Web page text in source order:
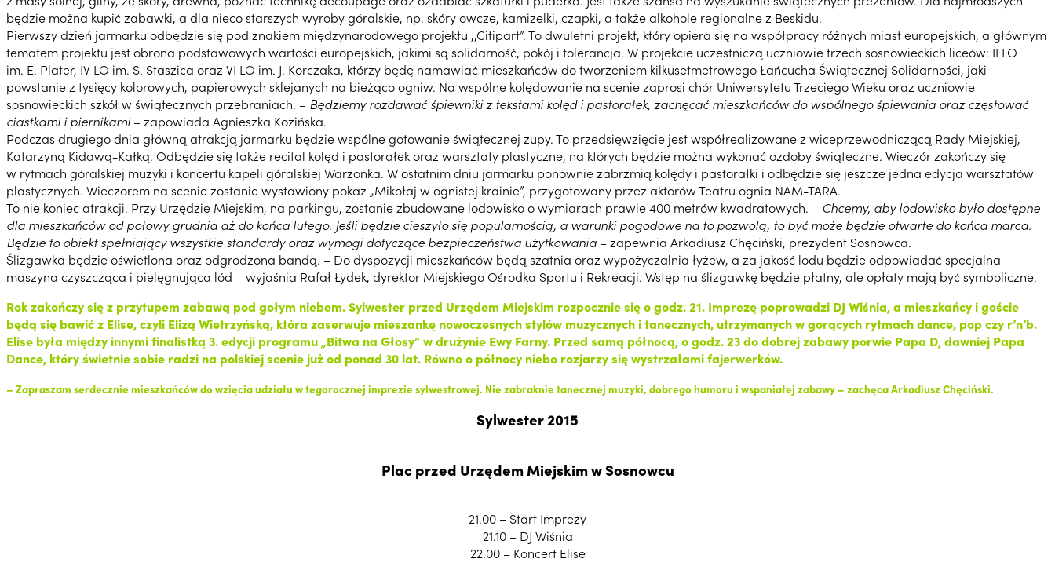
będzie można kupić zabawki, a dla nieco starszych wyroby góralskie, np. skóry owcze, kamizelki, czapki, a także alkohole regionalne z Beskidu.
Pierwszy dzień jarmarku odbędzie się pod znakiem międzynarodowego projektu ,,Citipart”. To dwuletni projekt, który opiera się na współpracy różnych miast europejskich, a głównym
tematem projektu jest obrona podstawowych wartości europejskich, jakimi są solidarność, pokój i tolerancja. W projekcie uczestniczą uczniowie trzech sosnowieckich liceów: II LO
im. E. Plater, IV LO im. S. Staszica oraz VI LO im. J. Korczaka, którzy będę namawiać mieszkańców do tworzeniem kilkusetmetrowego Łańcucha Świątecznej Solidarności, jaki
powstanie z tysięcy kolorowych, papierowych sklejanych na bieżąco ogniw. Na wspólne kolędowanie na scenie zaprosi chór Uniwersytetu Trzeciego Wieku oraz uczniowie
sosnowieckich szkół w świątecznych przebraniach. – Będziemy rozdawać śpiewniki z tekstami kolęd i pastorałek, zachęcać mieszkańców do wspólnego śpiewania oraz częstować
ciastkami i piernikami– zapowiada Agnieszka Kozińska.
Podczas drugiego dnia główną atrakcją jarmarku będzie wspólne gotowanie świątecznej zupy. To przedsięwzięcie jest współrealizowane z wiceprzewodniczącą Rady Miejskiej,
Katarzyną Kidawą-Kałką. Odbędzie się także recital kolęd i pastorałek oraz warsztaty plastyczne, na których będzie można wykonać ozdoby świąteczne. Wieczór zakończy się
w rytmach góralskiej muzyki i koncertu kapeli góralskiej Warzonka. W ostatnim dniu jarmarku ponownie zabrzmią kolędy i pastorałki i odbędzie się jeszcze jedna edycja warsztatów
plastycznych. Wieczorem na scenie zostanie wystawiony pokaz „Mikołaj w ognistej krainie”, przygotowany przez aktorów Teatru ognia NAM-TARA.
To nie koniec atrakcji. Przy Urzędzie Miejskim, na parkingu, zostanie zbudowane lodowisko o wymiarach prawie 400 metrów kwadratowych. – Chcemy, aby lodowisko było dostępne
dla mieszkańców od połowy grudnia aż do końca lutego. Jeśli będzie cieszyło się popularnością, a warunki pogodowe na to pozwolą, to być może będzie otwarte do końca marca.
Będzie to obiekt spełniający wszystkie standardy oraz wymogi dotyczące bezpieczeństwa użytkowania – zapewnia Arkadiusz Chęciński, prezydent Sosnowca.
Ślizgawka będzie oświetlona oraz odgrodzona bandą. – Do dyspozycji mieszkańców będą szatnia oraz wypożyczalnia łyżew, a za jakość lodu będzie odpowiadać specjalna
maszyna czyszcząca i pielęgnująca lód – wyjaśnia Rafał Łydek, dyrektor Miejskiego Ośrodka Sportu i Rekreacji. Wstęp na ślizgawkę będzie płatny, ale opłaty mają być symboliczne.
Rok zakończy się z przytupem zabawą pod gołym niebem. Sylwester przed Urzędem Miejskim rozpocznie się o godz. 21. Imprezę poprowadzi DJ Wiśnia, a mieszkańcy i goście
będą się bawić z Elise, czyli Elizą Wietrzyńską, która zaserwuje mieszankę nowoczesnych stylów muzycznych i tanecznych, utrzymanych w gorących rytmach dance, pop czy r’n’b.
Elise była między innymi finalistką 3. edycji programu „Bitwa na Głosy” w drużynie Ewy Farny. Przed samą północą, o godz. 23 do dobrej zabawy porwie Papa D, dawniej Papa
Dance, który świetnie sobie radzi na polskiej scenie już od ponad 30 lat. Równo o północy niebo rozjarzy się wystrzałami fajerwerków.
– Zapraszam serdecznie mieszkańców do wzięcia udziału w tegorocznej imprezie sylwestrowej. Nie zabraknie tanecznej muzyki, dobrego humoru i wspaniałej zabawy – zachęca Arkadiusz Chęciński.
Sylwester 2015
Plac przed Urzędem Miejskim w Sosnowcu
21.00 – Start Imprezy
21.10 – DJ Wiśnia
22.00 – Koncert Elise